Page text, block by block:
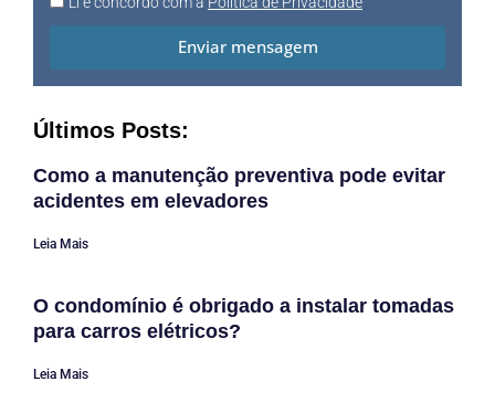
Enviar mensagem
Últimos Posts:
Como a manutenção preventiva pode evitar
acidentes em elevadores
Leia Mais
O condomínio é obrigado a instalar tomadas
para carros elétricos?
Leia Mais